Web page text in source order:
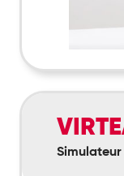
Virteasy
Dental